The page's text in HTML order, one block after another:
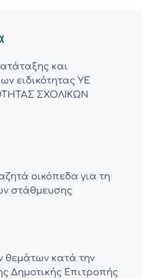
και
ειδικότητας ΥΕ
ΣΧΟΛΙΚΩΝ
οικόπεδα για τη
στάθμευσης
θεμάτων κατά την
Δημοτικής Επιτροπής